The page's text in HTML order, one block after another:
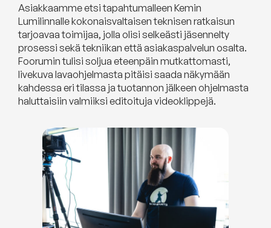
Asiakkaamme etsi tapahtumalleen Kemin
Lumilinnalle kokonaisvaltaisen teknisen ratkaisun
tarjoavaa toimijaa, jolla olisi selkeästi jäsennelty
prosessi sekä tekniikan että asiakaspalvelun osalta.
Foorumin tulisi soljua eteenpäin mutkattomasti,
livekuva lavaohjelmasta pitäisi saada näkymään
kahdessa eri tilassa ja tuotannon jälkeen ohjelmasta
haluttaisiin valmiiksi editoituja videoklippejä.